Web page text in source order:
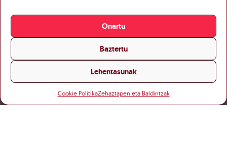
Onartu
Baztertu
Lehentasunak
Cookie PolitikaZehaztapen eta Baldintzak